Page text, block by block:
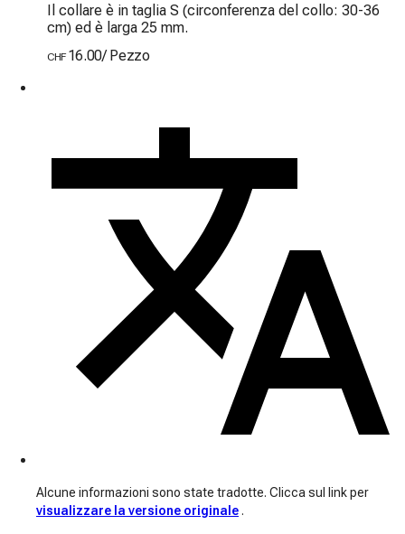
Il collare è in taglia S (circonferenza del collo: 30-36
cm) ed è larga 25 mm.
CHF 16.00/ Pezzo
Alcune informazioni sono state tradotte. Clicca sul link per
visualizzare la versione originale .